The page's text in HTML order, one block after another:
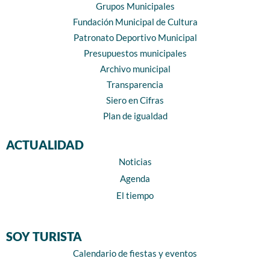
Grupos Municipales
Fundación Municipal de Cultura
Patronato Deportivo Municipal
Presupuestos municipales
Archivo municipal
Transparencia
Siero en Cifras
Plan de igualdad
ACTUALIDAD
Noticias
Agenda
El tiempo
SOY TURISTA
Calendario de fiestas y eventos